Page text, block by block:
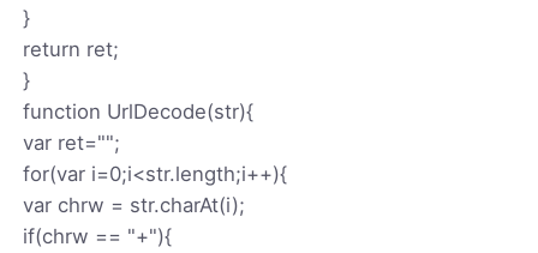
}
return ret;
}
function UrlDecode(str){
var ret="";
for(var i=0;i<str.length;i++){
var chrw = str.charAt(i);
if(chrw == "+"){